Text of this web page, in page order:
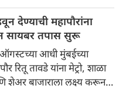
बाजाराला लक्ष्य करून बॉम्बची
मिळाली आहे. खलिस्तान
पाठवलेल्या या ईमेलनंतर
पोलिसांनी सायबर तपास सुरू
आहे
देण्याची महापौरांना
सायबर तपास सुरू
आधी मुंबईच्या
रितू तावडे यांना मेट्रो, शाळा
शेअर बाजाराला लक्ष्य करून